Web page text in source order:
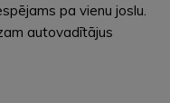
pa vienu joslu.
autovadītājus